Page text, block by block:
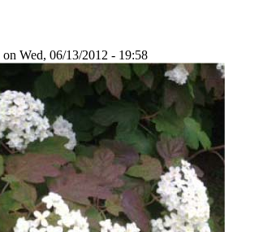
on Wed, 06/13/2012 - 19:58